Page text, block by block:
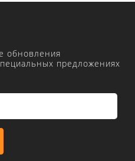
обновления
предложениях